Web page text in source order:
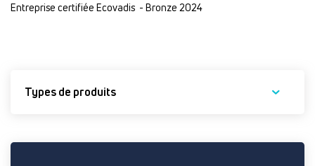
Entreprise certifiée Ecovadis - Bronze 2024
Types de produits